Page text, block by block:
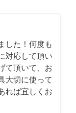
した！何度も
対応して頂い
て頂いて、お
大切に使って
れば宜しくお